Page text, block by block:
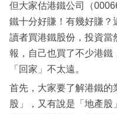
但大家估港鐵公司（
鐵十分好賺！有幾好賺？
讀者買港鐵股份，投資當
報，自己也買了不少港鐵
「回家」不太遠。
首先，大家要了解港鐵的
股」，又有說是「地產股